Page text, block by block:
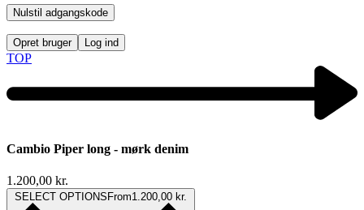
Nulstil adgangskode
Opret bruger Log ind
TOP
Cambio Piper long - mørk denim
1.200,00 kr.
SELECT OPTIONS From1.200,00 kr.